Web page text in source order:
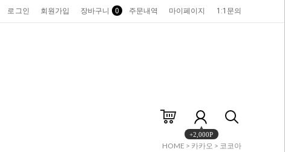
로그인 회원가입 장바구니 0 주문내역 마이페이지 1:1문의
+2,000P
HOME > 카카오 > 코코아